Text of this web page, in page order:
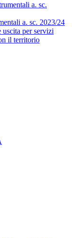
a. sc.
a. sc. 2023/24
per servizi
il territorio